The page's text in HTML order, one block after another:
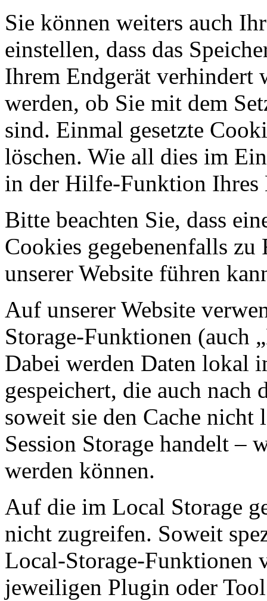
Sie können weiters auch
einstellen, dass das
Ihrem Endgerät verhindert
werden, ob Sie mit dem
sind. Einmal gesetzte
löschen. Wie all dies im
in der Hilfe-Funktion
Bitte beachten Sie, dass
Cookies gegebenenfalls
unserer Website führen
Auf unserer Website
Storage-Funktionen (auch
Dabei werden Daten lokal
gespeichert, die auch nach
soweit sie den Cache nicht
Session Storage handelt –
werden können.
Auf die im Local Storage
nicht zugreifen. Soweit
Local-Storage-Funktionen
jeweiligen Plugin oder